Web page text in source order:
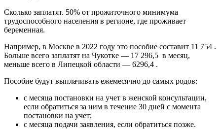
Сколько заплатят. 50% от прожиточного минимума
трудоспособного населения в регионе, где проживает
беременная.
Например, в Москве в 2022 году это пособие составит 11 754 .
Больше всего заплатят на Чукотке — 17 296,5 в месяц,
меньше всего в Липецкой области — 6296,4 .
Пособие будут выплачивать ежемесячно до самых родов:
с месяца постановки на учет в женской консультации,
если обратиться за ним в течение 30 дней с момента
постановки на учет;
с месяца подачи заявления, если обратиться позже.